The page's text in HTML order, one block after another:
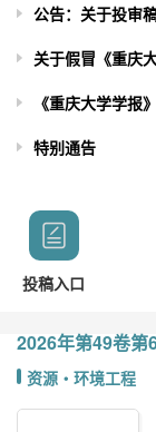
公告：关于投审
《重庆大学学报
特别通告
投稿入口
2026年第49卷第
资源・环境工程